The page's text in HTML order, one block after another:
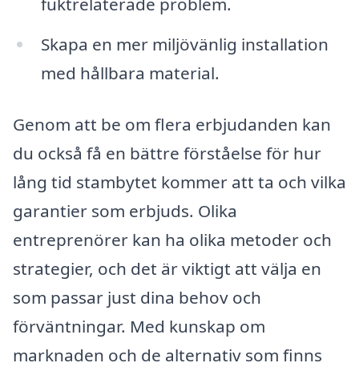
Skapa en mer miljövänlig installation
med hållbara material.
Genom att be om flera erbjudanden kan
du också få en bättre förståelse för hur
lång tid stambytet kommer att ta och vilka
garantier som erbjuds. Olika
entreprenörer kan ha olika metoder och
strategier, och det är viktigt att välja en
som passar just dina behov och
förväntningar. Med kunskap om
marknaden och de alternativ som finns